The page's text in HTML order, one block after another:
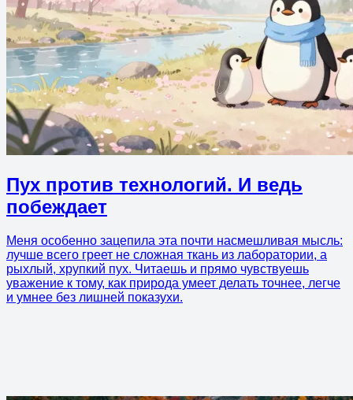
Пух против технологий. И ведь
побеждает
Меня особенно зацепила эта почти насмешливая мысль:
лучше всего греет не сложная ткань из лаборатории, а
рыхлый, хрупкий пух. Читаешь и прямо чувствуешь
уважение к тому, как природа умеет делать точнее, легче
и умнее без лишней показухи.